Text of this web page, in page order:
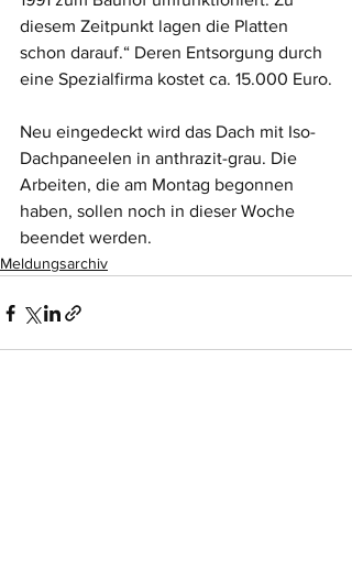
diesem Zeitpunkt lagen die Platten
schon darauf.“ Deren Entsorgung durch
eine Spezialfirma kostet ca. 15.000 Euro.
Neu eingedeckt wird das Dach mit Iso-
Dachpaneelen in anthrazit-grau. Die
Arbeiten, die am Montag begonnen
haben, sollen noch in dieser Woche
beendet werden.
Meldungsarchiv